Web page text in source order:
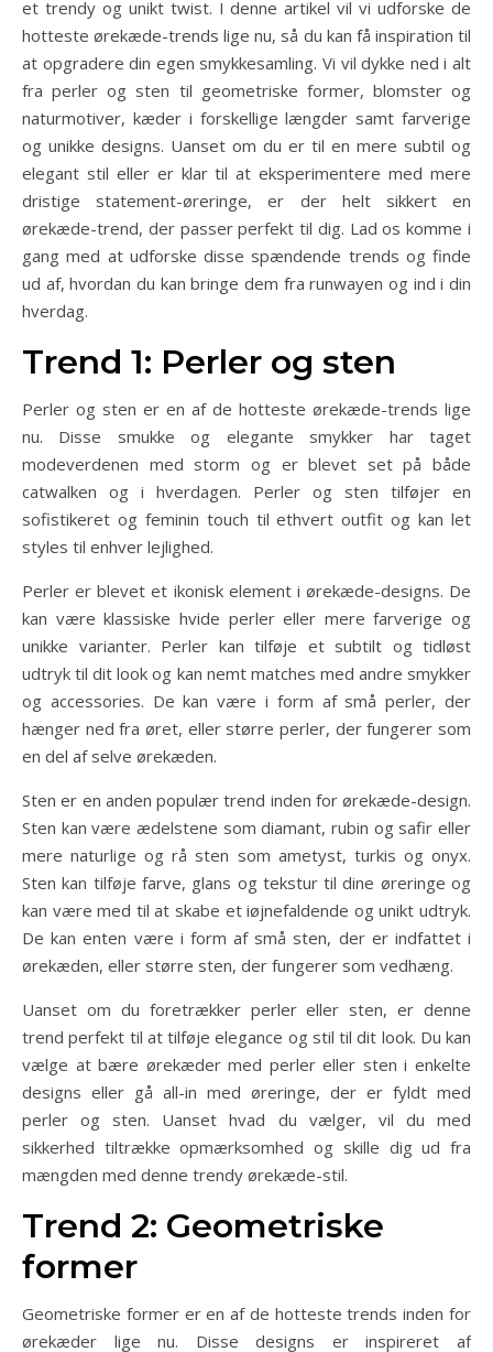
et trendy og unikt twist. I denne artikel vil vi udforske de
hotteste ørekæde-trends lige nu, så du kan få inspiration til
at opgradere din egen smykkesamling. Vi vil dykke ned i alt
fra perler og sten til geometriske former, blomster og
naturmotiver, kæder i forskellige længder samt farverige
og unikke designs. Uanset om du er til en mere subtil og
elegant stil eller er klar til at eksperimentere med mere
dristige statement-øreringe, er der helt sikkert en
ørekæde-trend, der passer perfekt til dig. Lad os komme i
gang med at udforske disse spændende trends og finde
ud af, hvordan du kan bringe dem fra runwayen og ind i din
hverdag.
Trend 1: Perler og sten
Perler og sten er en af de hotteste ørekæde-trends lige
nu. Disse smukke og elegante smykker har taget
modeverdenen med storm og er blevet set på både
catwalken og i hverdagen. Perler og sten tilføjer en
sofistikeret og feminin touch til ethvert outfit og kan let
styles til enhver lejlighed.
Perler er blevet et ikonisk element i ørekæde-designs. De
kan være klassiske hvide perler eller mere farverige og
unikke varianter. Perler kan tilføje et subtilt og tidløst
udtryk til dit look og kan nemt matches med andre smykker
og accessories. De kan være i form af små perler, der
hænger ned fra øret, eller større perler, der fungerer som
en del af selve ørekæden.
Sten er en anden populær trend inden for ørekæde-design.
Sten kan være ædelstene som diamant, rubin og safir eller
mere naturlige og rå sten som ametyst, turkis og onyx.
Sten kan tilføje farve, glans og tekstur til dine øreringe og
kan være med til at skabe et iøjnefaldende og unikt udtryk.
De kan enten være i form af små sten, der er indfattet i
ørekæden, eller større sten, der fungerer som vedhæng.
Uanset om du foretrækker perler eller sten, er denne
trend perfekt til at tilføje elegance og stil til dit look. Du kan
vælge at bære ørekæder med perler eller sten i enkelte
designs eller gå all-in med øreringe, der er fyldt med
perler og sten. Uanset hvad du vælger, vil du med
sikkerhed tiltrække opmærksomhed og skille dig ud fra
mængden med denne trendy ørekæde-stil.
Trend 2: Geometriske
former
Geometriske former er en af de hotteste trends inden for
ørekæder lige nu. Disse designs er inspireret af